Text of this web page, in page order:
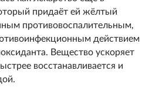
придаёт ей жёлтый
противовоспалительным,
действием
Вещество ускоряет
восстанавливается и